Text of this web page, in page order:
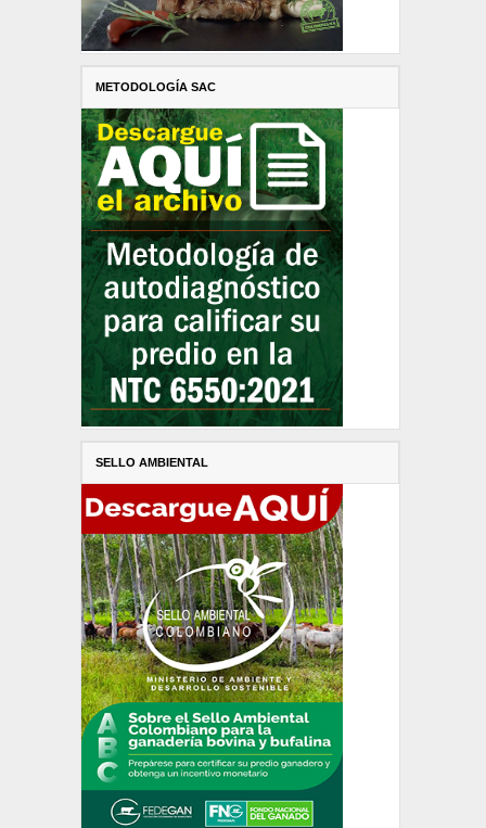
METODOLOGÍA SAC
SELLO AMBIENTAL